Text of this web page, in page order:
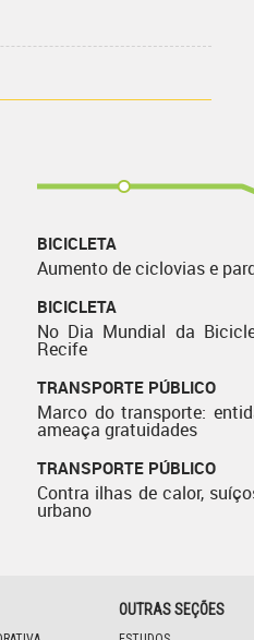
BICICLETA
Aumento de ciclovias e
BICICLETA
No Dia Mundial da
Recife
TRANSPORTE PÚBLICO
Marco do transporte:
ameaça gratuidades
TRANSPORTE PÚBLICO
Contra ilhas de calor,
urbano
OUTRAS SEÇÕES